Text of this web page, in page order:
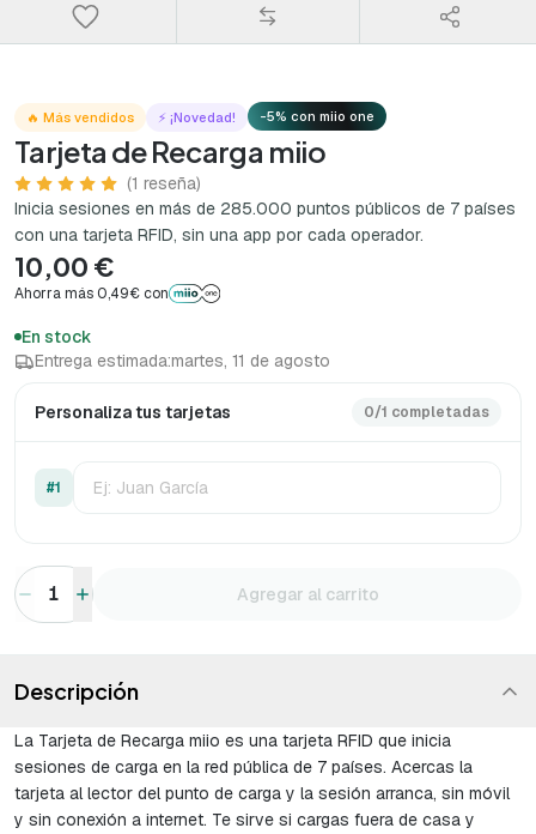
🔥 Más vendidos ⚡ ¡Novedad! -5% con miio one
Tarjeta de Recarga miio
(1 reseña)
Inicia sesiones en más de 285.000 puntos públicos de 7 países
con una tarjeta RFID, sin una app por cada operador.
10,00 €
Ahorra más 0,49€ con
En stock
Entrega estimada:martes, 11 de agosto
Personaliza tus tarjetas 0/1 completadas
#1
1 Agregar al carrito
Descripción
La Tarjeta de Recarga miio es una tarjeta RFID que inicia
sesiones de carga en la red pública de 7 países. Acercas la
tarjeta al lector del punto de carga y la sesión arranca, sin móvil
y sin conexión a internet. Te sirve si cargas fuera de casa y